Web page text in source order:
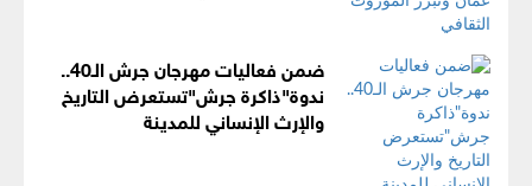
ضمن فعاليات مهرجان جرش الـ40..
ندوة"ذاكرة جرش"تستعرض التاريخ
والإرث الإنساني للمدينة